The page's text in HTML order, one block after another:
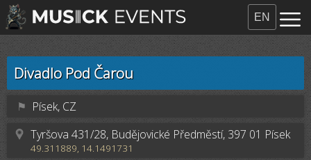
EN
Divadlo Pod Čarou
⚑ Písek, CZ
Tyršova 431/28, Budějovické Předměstí, 397 01 Písek
49.311889, 14.1491731